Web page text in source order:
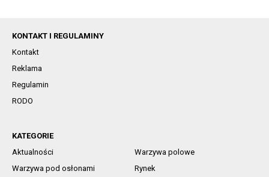
KONTAKT I REGULAMINY
Kontakt
Reklama
Regulamin
RODO
KATEGORIE
Aktualności
Warzywa polowe
Warzywa pod osłonami
Rynek